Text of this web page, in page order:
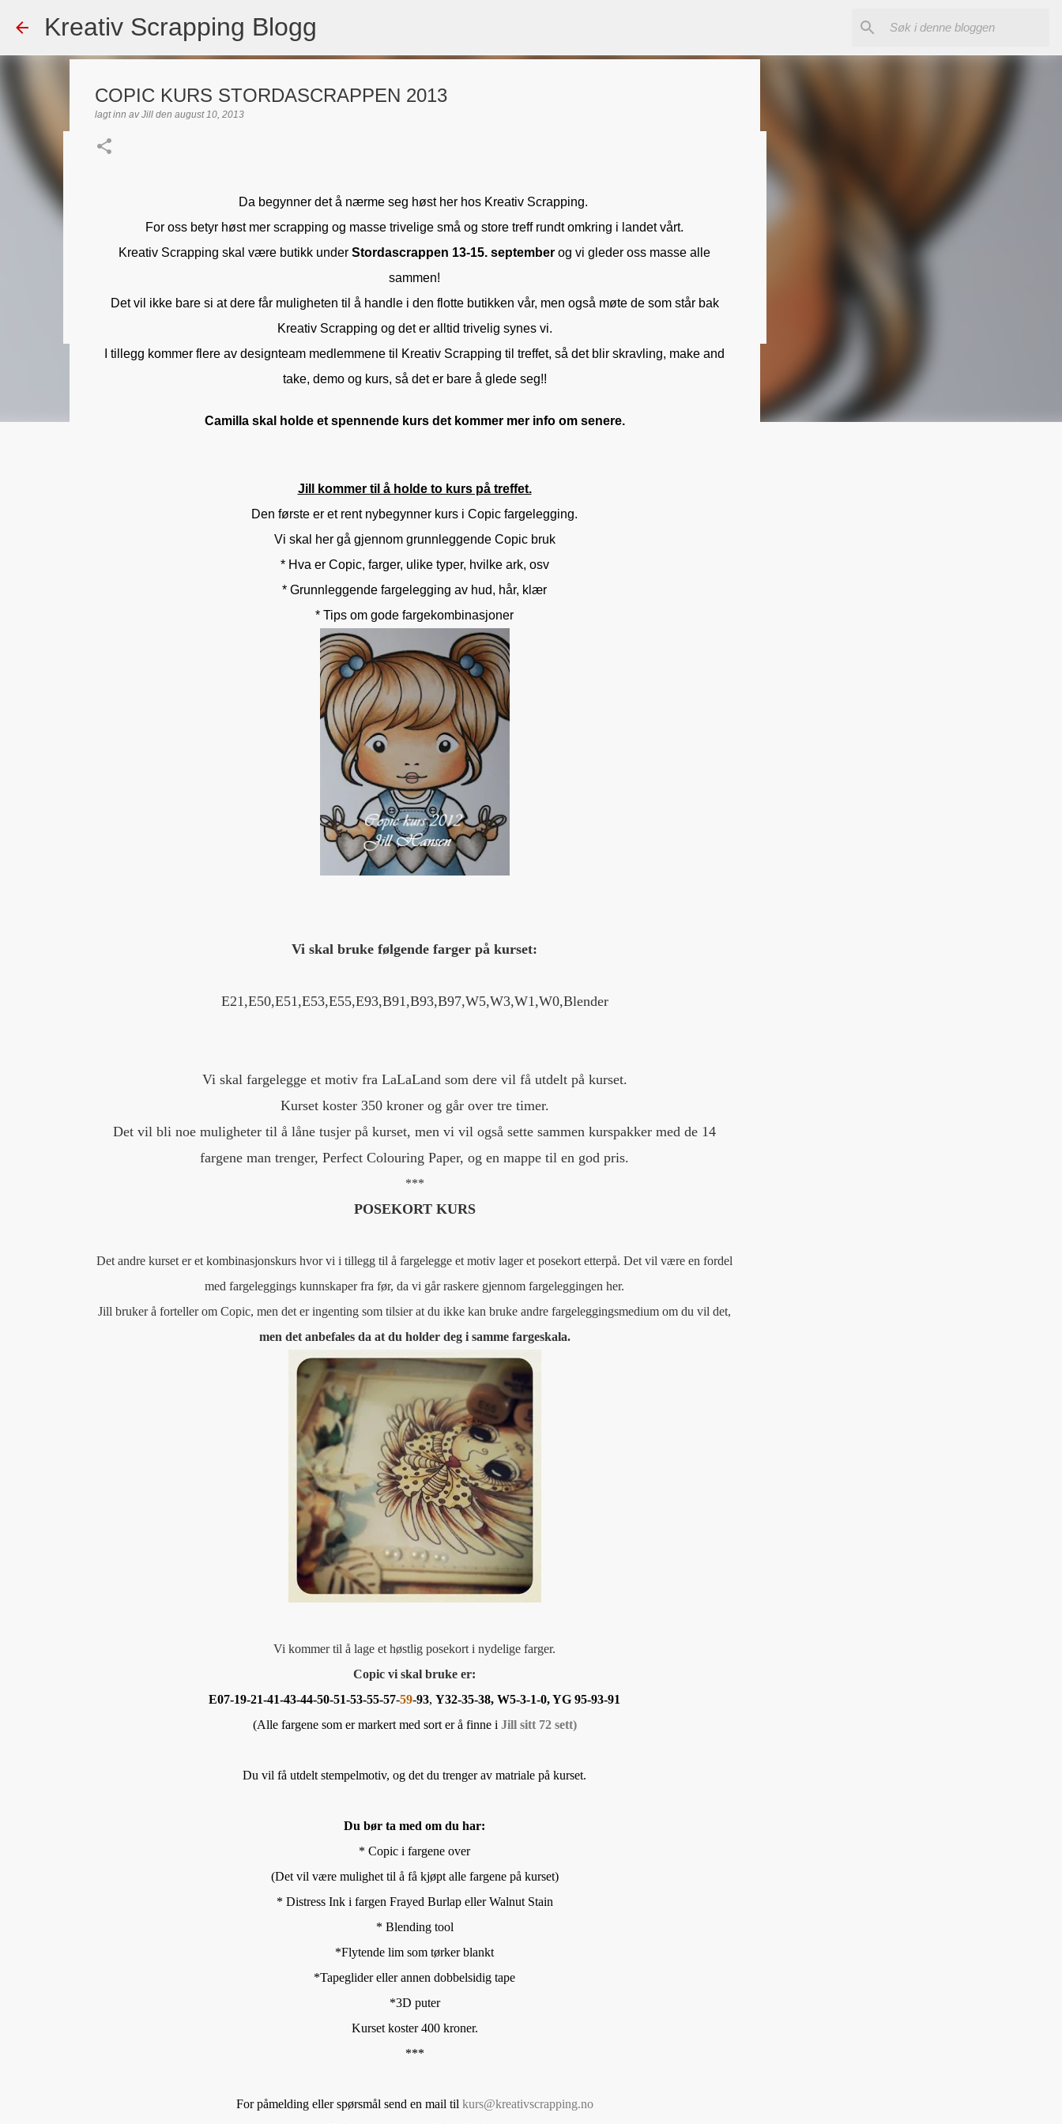
Kreativ Scrapping Blogg
COPIC KURS STORDASCRAPPEN 2013
lagt inn avJill den august 10, 2013
Da begynner det å nærme seg høst her hos Kreativ Scrapping.
For oss betyr høst mer scrapping og masse trivelige små og store treff rundt omkring i landet vårt.
Kreativ Scrapping skal være butikk under Stordascrappen 13-15. september og vi gleder oss masse alle
sammen!
Det vil ikke bare si at dere får muligheten til å handle i den flotte butikken vår, men også møte de som står bak
Kreativ Scrapping og det er alltid trivelig synes vi.
I tillegg kommer flere av designteam medlemmene til Kreativ Scrapping til treffet, så det blir skravling, make and
take, demo og kurs, så det er bare å glede seg!!
Camilla skal holde et spennende kurs det kommer mer info om senere.
Jill kommer til å holde to kurs på treffet.
Den første er et rent nybegynner kurs i Copic fargelegging.
Vi skal her gå gjennom grunnleggende Copic bruk
* Hva er Copic, farger, ulike typer, hvilke ark, osv
* Grunnleggende fargelegging av hud, hår, klær
* Tips om gode fargekombinasjoner
Vi skal bruke følgende farger på kurset:
E21,E50,E51,E53,E55,E93,B91,B93,B97,W5,W3,W1,W0,Blender
Vi skal fargelegge et motiv fra LaLaLand som dere vil få utdelt på kurset.
Kurset koster 350 kroner og går over tre timer.
Det vil bli noe muligheter til å låne tusjer på kurset, men vi vil også sette sammen kurspakker med de 14
fargene man trenger, Perfect Colouring Paper, og en mappe til en god pris.
***
POSEKORT KURS
Det andre kurset er et kombinasjonskurs hvor vi i tillegg til å fargelegge et motiv lager et posekort etterpå. Det vil være en fordel
med fargeleggings kunnskaper fra før, da vi går raskere gjennom fargeleggingen her.
Jill bruker å forteller om Copic, men det er ingenting som tilsier at du ikke kan bruke andre fargeleggingsmedium om du vil det,
men det anbefales da at du holder deg i samme fargeskala.
Vi kommer til å lage et høstlig posekort i nydelige farger.
Copic vi skal bruke er:
E07-19-21-41-43-44-50-51-53-55-57-59-93, Y32-35-38, W5-3-1-0, YG 95-93-91
(Alle fargene som er markert med sort er å finne i Jill sitt 72 sett)
Du vil få utdelt stempelmotiv, og det du trenger av matriale på kurset.
Du bør ta med om du har:
* Copic i fargene over
(Det vil være mulighet til å få kjøpt alle fargene på kurset)
* Distress Ink i fargen Frayed Burlap eller Walnut Stain
* Blending tool
*Flytende lim som tørker blankt
*Tapeglider eller annen dobbelsidig tape
*3D puter
Kurset koster 400 kroner.
***
For påmelding eller spørsmål send en mail til kurs@kreativscrapping.no